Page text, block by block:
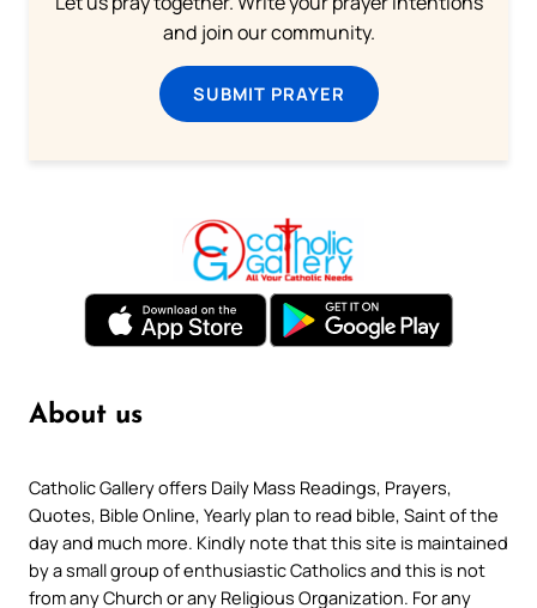
and join our community.
SUBMIT PRAYER
About us
Catholic Gallery offers Daily Mass Readings, Prayers,
Quotes, Bible Online, Yearly plan to read bible, Saint of the
day and much more. Kindly note that this site is maintained
by a small group of enthusiastic Catholics and this is not
from any Church or any Religious Organization. For any